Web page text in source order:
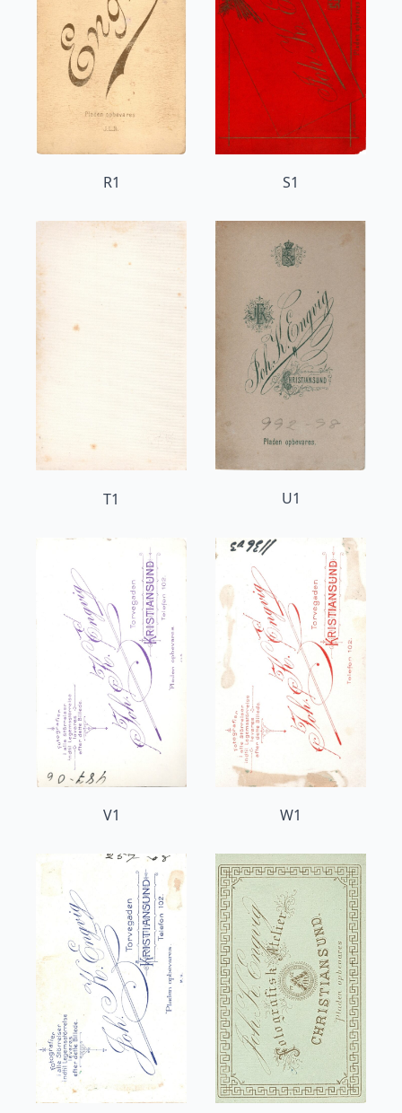
R1 S1
T1 U1
V1 W1